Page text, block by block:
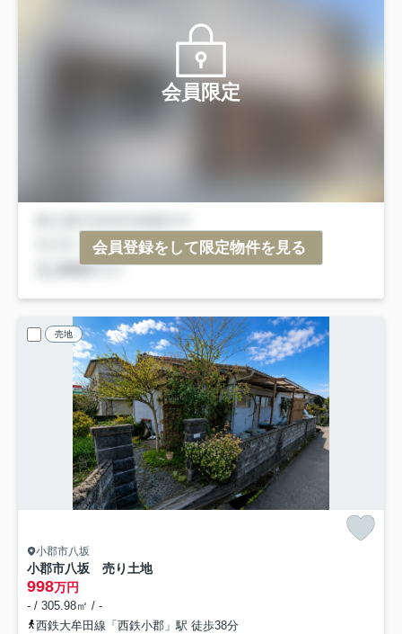
会員限定
会員登録をして限定物件を見る
売地
小郡市八坂
小郡市八坂 売り土地
998万円
- / 305.98㎡ / -
西鉄大牟田線「西鉄小郡」駅 徒歩38分